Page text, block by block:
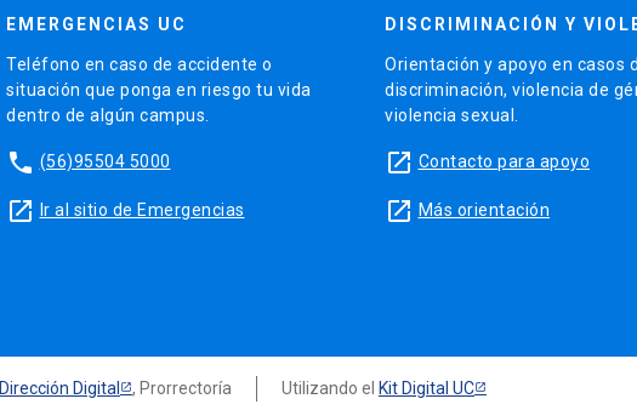
EMERGENCIAS UC
Teléfono en caso de accidente o
situación que ponga en riesgo tu vida
dentro de algún campus.
phone (56)95504 5000
launch Ir al sitio de Emergencias
DISCRIMINACIÓN Y
Orientación y apoyo en casos
discriminación, violencia de
violencia sexual.
launch Contacto para apoyo
launch Más orientación
Dirección Digital , Prorrectoría Utilizando el Kit Digital UC